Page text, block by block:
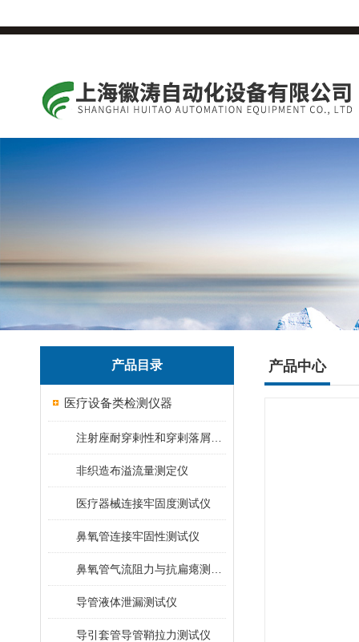
产品目录
医疗设备类检测仪器
非织造布溢流量测定仪
医疗器械连接牢固度测试仪
鼻氧管连接牢固性测试仪
导管液体泄漏测试仪
导引套管导管鞘拉力测试仪
产品中心